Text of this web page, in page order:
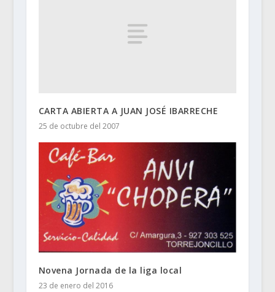
CARTA ABIERTA A JUAN JOSÉ IBARRECHE
25 de octubre del 2007
Novena Jornada de la liga local
23 de enero del 2016